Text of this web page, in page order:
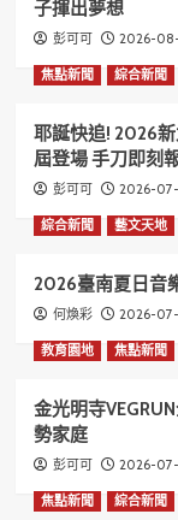
子揮出夢想
彭可可 2026-
焦點新聞 綜合新聞
耶誕快追! 2026
屆登場 手刀即刻
彭可可 2026-07-
綜合新聞 藝文天地
2026臺南夏日音
何煥彩 2026-
教育園地 焦點新聞
金光明寺
勢家庭
彭可可 2026-
焦點新聞 綜合新聞